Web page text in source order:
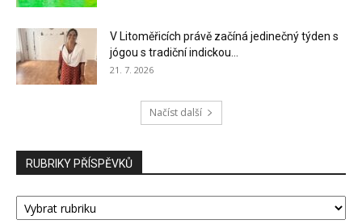
V Litoměřicích právě začíná jedinečný týden s
jógou s tradiční indickou...
21. 7. 2026
Načíst další
RUBRIKY PŘÍSPĚVKŮ
RUBRIKY
PŘÍSPĚVKŮ